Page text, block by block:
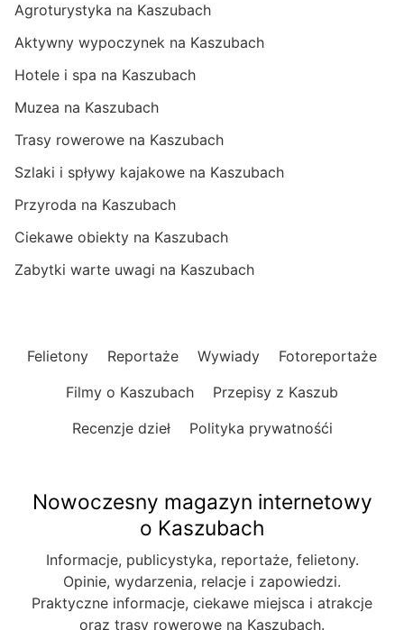
Agroturystyka na Kaszubach
Aktywny wypoczynek na Kaszubach
Hotele i spa na Kaszubach
Muzea na Kaszubach
Trasy rowerowe na Kaszubach
Szlaki i spływy kajakowe na Kaszubach
Przyroda na Kaszubach
Ciekawe obiekty na Kaszubach
Zabytki warte uwagi na Kaszubach
Felietony Reportaże Wywiady
Fotoreportaże
Filmy o Kaszubach
Przepisy z Kaszub
Recenzje dzieł
Polityka prywatnośći
Nowoczesny magazyn internetowy
o Kaszubach
Informacje, publicystyka, reportaże, felietony.
Opinie, wydarzenia, relacje i zapowiedzi.
Praktyczne informacje, ciekawe miejsca i atrakcje
oraz trasy rowerowe na Kaszubach.